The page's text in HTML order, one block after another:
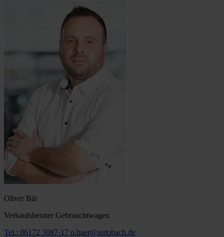
Oliver Bär
Verkaufsberater Gebrauchtwagen
Tel.: 06172 3087-17 o.baer@autobach.de